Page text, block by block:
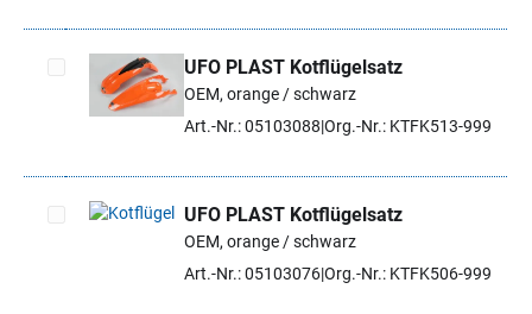
Artikel auswählen
UFO PLAST Kotflügelsatz
OEM, orange / schwarz
Art.-Nr.: 05103088 Org.-Nr.: KTFK513-999
Artikel auswählen
UFO PLAST Kotflügelsatz
OEM, orange / schwarz
Art.-Nr.: 05103076Org.-Nr.: KTFK506-999